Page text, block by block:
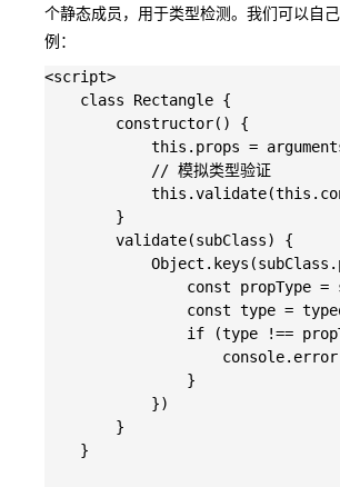
个静态成员，用于类型检测。我们可以自
例：
<script>
    class Rectangle {
        constructor() {
this.props =
            // 模拟类型验证
        }
        validate(subClass) {
const propType =
const type =
if (type !==
                }
            })
        }
    }